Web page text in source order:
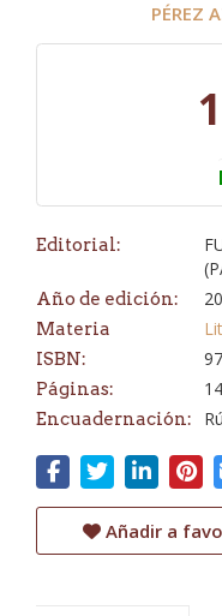
PÉREZ
Editorial:
Año de edición:
Materia
ISBN:
Páginas:
Encuadernación:
Añadir a